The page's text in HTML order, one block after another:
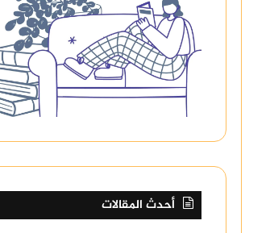
أحدث المقالات